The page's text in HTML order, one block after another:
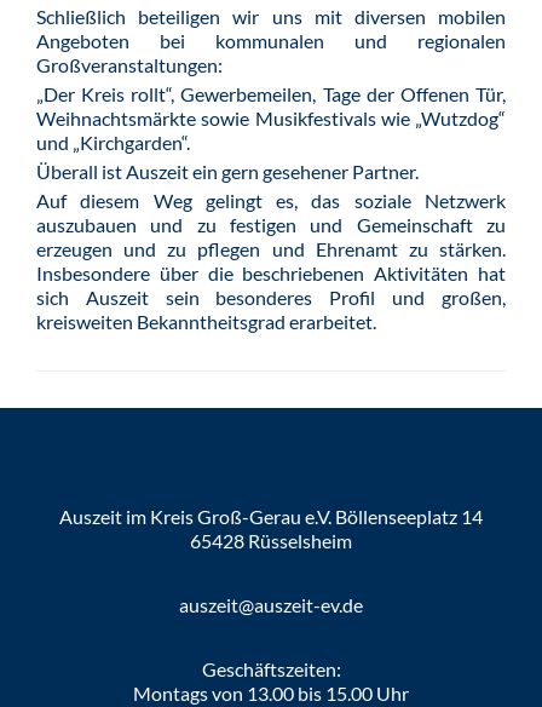
Schließlich beteiligen wir uns mit diversen mobilen
Angeboten bei kommunalen und regionalen
Großveranstaltungen:
„Der Kreis rollt“, Gewerbemeilen, Tage der Offenen Tür,
Weihnachtsmärkte sowie Musikfestivals wie „Wutzdog“
und „Kirchgarden“.
Überall ist Auszeit ein gern gesehener Partner.
Auf diesem Weg gelingt es, das soziale Netzwerk
auszubauen und zu festigen und Gemeinschaft zu
erzeugen und zu pflegen und Ehrenamt zu stärken.
Insbesondere über die beschriebenen Aktivitäten hat
sich Auszeit sein besonderes Profil und großen,
kreisweiten Bekanntheitsgrad erarbeitet.
Auszeit im Kreis Groß-Gerau e.V. Böllenseeplatz 14
65428 Rüsselsheim
auszeit@auszeit-ev.de
Geschäftszeiten:
Montags von 13.00 bis 15.00 Uhr